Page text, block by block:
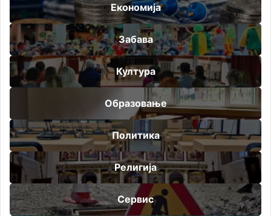
Економија
Забава
Култура
Образовање
Политика
Религија
Сервис